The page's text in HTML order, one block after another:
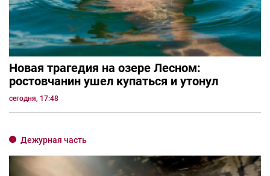
Новая трагедия на озере Лесном:
ростовчанин ушел купаться и утонул
сегодня, 17:48
Дежурная часть